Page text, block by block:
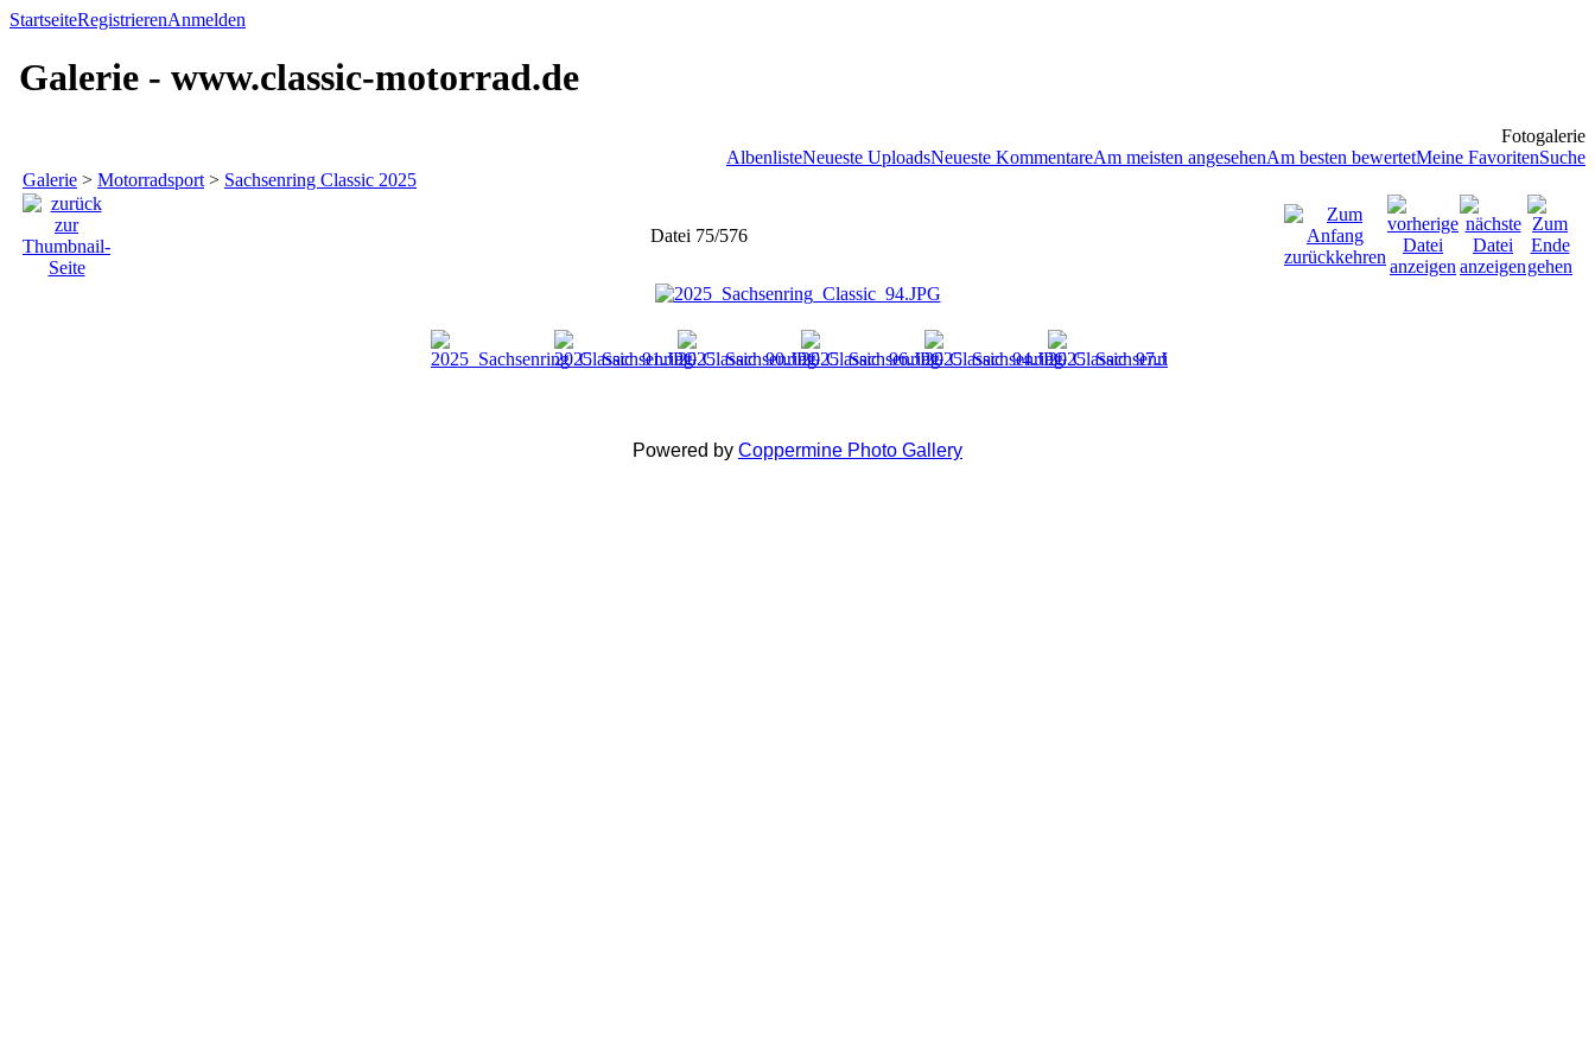
StartseiteRegistrierenAnmelden
Galerie - www.classic-motorrad.de
Fotogalerie
AlbenlisteNeueste UploadsNeueste KommentareAm meisten angesehenAm besten bewertetMeine FavoritenSuche
Galerie > Motorradsport > Sachsenring Classic 2025
Datei 75/576
Powered by Coppermine Photo Gallery